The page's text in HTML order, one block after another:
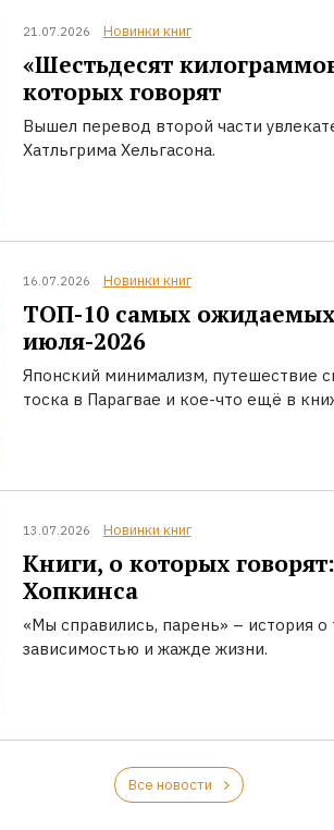
21.07.2026 Новинки книг
«Шестьдесят
которых говорят
Вышел перевод второй части
Хатльгрима Хельгасона.
16.07.2026 Новинки книг
ТОП-10 самых
июля-2026
Японский минимализм, путешествие
тоска в Парагвае и кое-что ещё в
13.07.2026 Новинки книг
Книги, о которых
Хопкинса
«Мы справились, парень» – история о
зависимостью и жажде жизни.
Все новости